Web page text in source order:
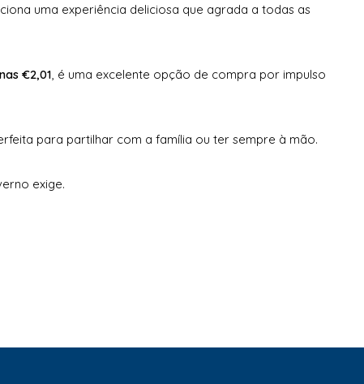
uma experiência deliciosa que agrada a todas as
€2,01 , é uma excelente opção de compra por impulso
para partilhar com a família ou ter sempre à mão.
exige.